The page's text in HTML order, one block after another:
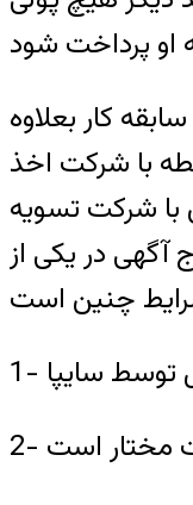
معادل 3 ماه حقوق به ازای هر سال سابقه کار بعلاوه
با شرکت اخذ
کار بعلاوه پاداش با شرکت تسویه
درج آگهی در یکی از